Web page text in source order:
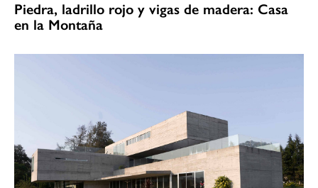
Piedra, ladrillo rojo y vigas de madera: Casa
en la Montaña